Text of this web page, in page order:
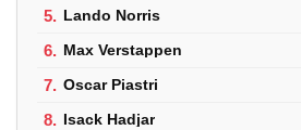
5. Lando Norris
6. Max Verstappen
7. Oscar Piastri
8. Isack Hadjar